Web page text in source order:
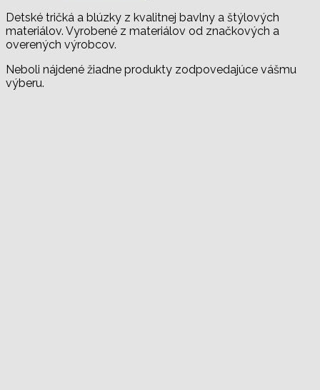
Detské tričká a blúzky z kvalitnej bavlny a štýlových
materiálov. Vyrobené z materiálov od značkových a
overených výrobcov.
Neboli nájdené žiadne produkty zodpovedajúce vášmu
výberu.